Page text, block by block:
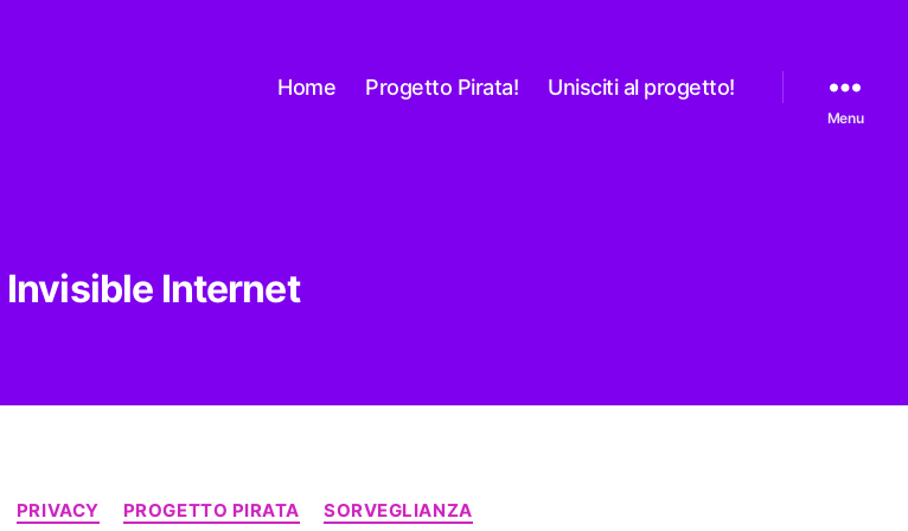
Home Progetto Pirata! Unisciti al progetto!
Menu
Invisible Internet
Categorie
PRIVACY PROGETTO PIRATA SORVEGLIANZA